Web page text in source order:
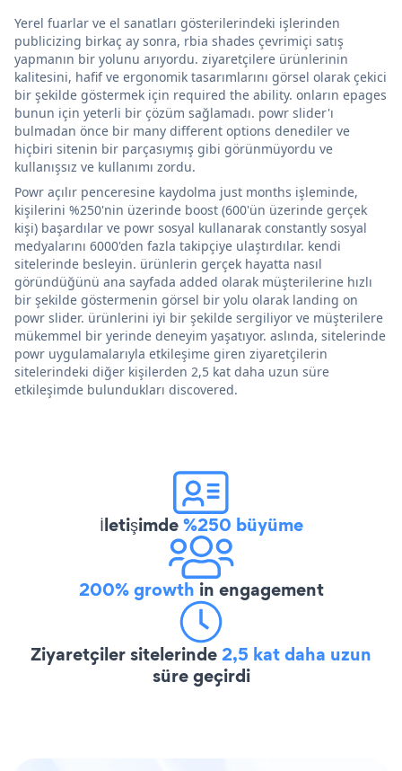
Yerel fuarlar ve el sanatları gösterilerindeki işlerinden
publicizing birkaç ay sonra, rbia shades çevrimiçi satış
yapmanın bir yolunu arıyordu. ziyaretçilere ürünlerinin
kalitesini, hafif ve ergonomik tasarımlarını görsel olarak çekici
bir şekilde göstermek için required the ability. onların epages
bunun için yeterli bir çözüm sağlamadı. powr slider'ı
bulmadan önce bir many different options denediler ve
hiçbiri sitenin bir parçasıymış gibi görünmüyordu ve
kullanışsız ve kullanımı zordu.
Powr açılır penceresine kaydolma just months işleminde,
kişilerini %250'nin üzerinde boost (600'ün üzerinde gerçek
kişi) başardılar ve powr sosyal kullanarak constantly sosyal
medyalarını 6000'den fazla takipçiye ulaştırdılar. kendi
sitelerinde besleyin. ürünlerin gerçek hayatta nasıl
göründüğünü ana sayfada added olarak müşterilerine hızlı
bir şekilde göstermenin görsel bir yolu olarak landing on
powr slider. ürünlerini iyi bir şekilde sergiliyor ve müşterilere
mükemmel bir yerinde deneyim yaşatıyor. aslında, sitelerinde
powr uygulamalarıyla etkileşime giren ziyaretçilerin
sitelerindeki diğer kişilerden 2,5 kat daha uzun süre
etkileşimde bulundukları discovered.
İletişimde%250 büyüme
200% growth in engagement
Ziyaretçiler sitelerinde2,5 kat daha uzun
süre geçirdi